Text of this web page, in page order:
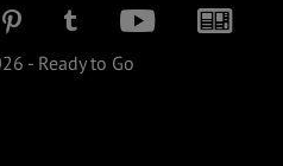
- Ready to Go